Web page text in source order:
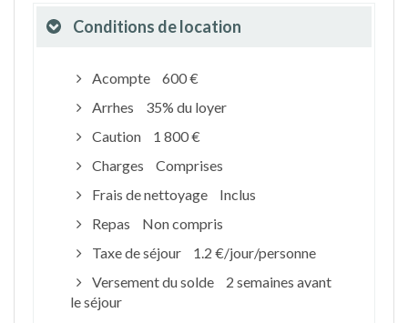
Conditions de location
Acompte
600 €
Arrhes
35% du loyer
Caution
1 800 €
Charges
Comprises
Frais de nettoyage
Inclus
Repas
Non compris
Taxe de séjour
1.2 €/jour/personne
Versement du solde
2 semaines avant
le séjour